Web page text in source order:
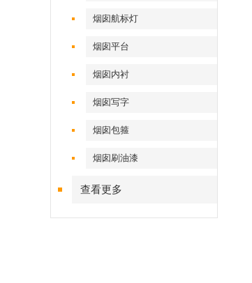
烟囱航标灯
烟囱平台
烟囱内衬
烟囱写字
烟囱包箍
烟囱刷油漆
查看更多